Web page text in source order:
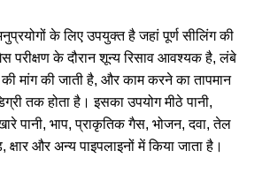
के लिए उपयुक्त है जहां पूर्ण सीलिंग की
परीक्षण के दौरान शून्य रिसाव आवश्यक है, लंबे
मांग की जाती है, और काम करने का तापमान
तक होता है। इसका उपयोग मीठे पानी,
पानी, भाप, प्राकृतिक गैस, भोजन, दवा, तेल
क्षार और अन्य पाइपलाइनों में किया जाता है।